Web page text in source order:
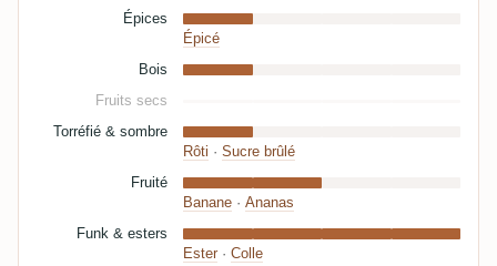
Épices
Épicé
Bois
Fruits secs
Torréfié & sombre
Rôti · Sucre brûlé
Fruité
Banane · Ananas
Funk & esters
Ester · Colle